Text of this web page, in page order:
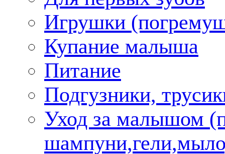
Игрушки
Купание малыша
Питание
Подгузники,
Уход за малышом